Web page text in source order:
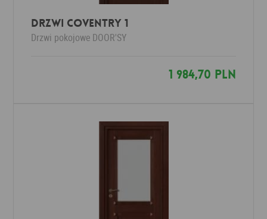
DRZWI COVENTRY 1
Drzwi pokojowe DOOR'SY
1 984,70 PLN